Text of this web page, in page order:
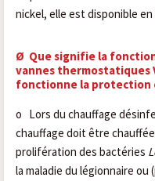
nickel, elle est disponible en
Ø Que signifie la
vannes thermostatiques
fonctionne la protection
o Lors du chauffage
chauffage doit être chauffée
prolifération des bactéries
la maladie du légionnaire